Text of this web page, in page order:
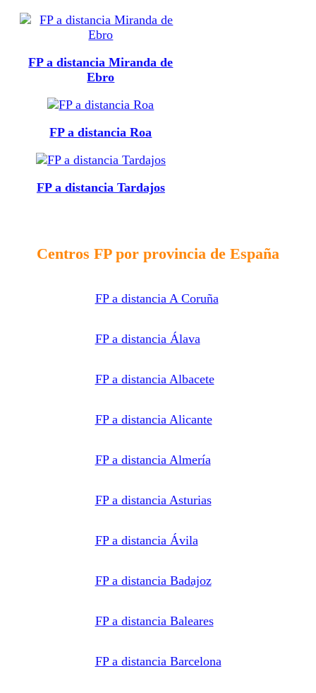
FP a distancia Miranda de
Ebro
FP a distancia Roa
FP a distancia Tardajos
Centros FP por provincia de España
FP a distancia A Coruña
FP a distancia Álava
FP a distancia Albacete
FP a distancia Alicante
FP a distancia Almería
FP a distancia Asturias
FP a distancia Ávila
FP a distancia Badajoz
FP a distancia Baleares
FP a distancia Barcelona